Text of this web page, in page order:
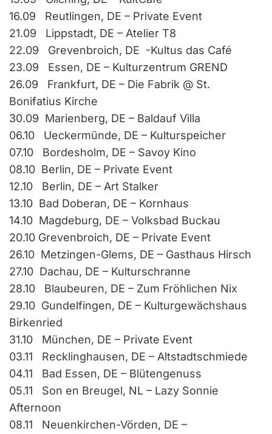
16.09 Reutlingen, DE – Private Event
21.09 Lippstadt, DE – Atelier T8
22.09 Grevenbroich, DE -Kultus das Café
23.09 Essen, DE – Kulturzentrum GREND
26.09 Frankfurt, DE – Die Fabrik @ St.
Bonifatius Kirche
30.09 Marienberg, DE – Baldauf Villa
06.10 Ueckermünde, DE – Kulturspeicher
07.10 Bordesholm, DE – Savoy Kino
08.10 Berlin, DE – Private Event
12.10 Berlin, DE – Art Stalker
13.10 Bad Doberan, DE – Kornhaus
14.10 Magdeburg, DE – Volksbad Buckau
20.10 Grevenbroich, DE – Private Event
26.10 Metzingen-Glems, DE – Gasthaus Hirsch
27.10 Dachau, DE – Kulturschranne
28.10 Blaubeuren, DE – Zum Fröhlichen Nix
29.10 Gundelfingen, DE – Kulturgewächshaus
Birkenried
31.10 München, DE – Private Event
03.11 Recklinghausen, DE – Altstadtschmiede
04.11 Bad Essen, DE – Blütengenuss
05.11 Son en Breugel, NL – Lazy Sonnie
Afternoon
08.11 Neuenkirchen-Vörden, DE –